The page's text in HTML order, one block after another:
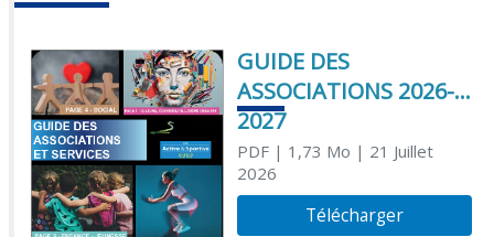
GUIDE DES
ASSOCIATIONS 2026-
2027
PDF| 1,73 Mo | 21 Juillet
2026
Télécharger